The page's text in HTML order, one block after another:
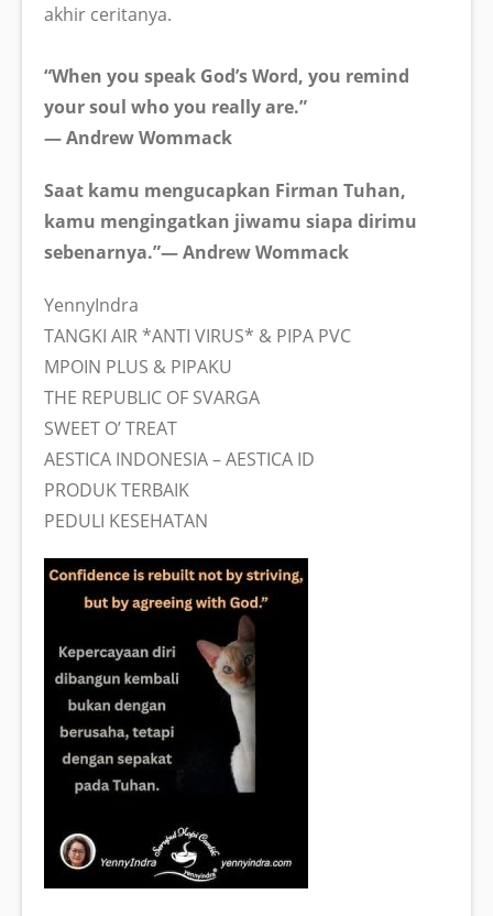
akhir ceritanya.
“When you speak God’s Word, you remind
your soul who you really are.”
— Andrew Wommack
Saat kamu mengucapkan Firman Tuhan,
kamu mengingatkan jiwamu siapa dirimu
sebenarnya.”— Andrew Wommack
YennyIndra
TANGKI AIR *ANTI VIRUS* & PIPA PVC
MPOIN PLUS & PIPAKU
THE REPUBLIC OF SVARGA
SWEET O’ TREAT
AESTICA INDONESIA – AESTICA ID
PRODUK TERBAIK
PEDULI KESEHATAN